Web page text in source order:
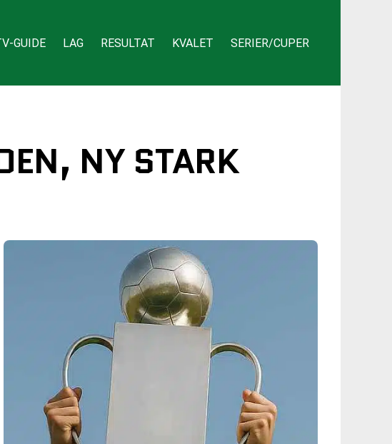
GUIDE LAG RESULTAT KVALET SERIER/CUPER
NY STARK